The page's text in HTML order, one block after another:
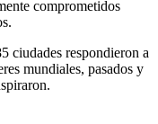
comprometidos
ciudades respondieron a
mundiales, pasados y